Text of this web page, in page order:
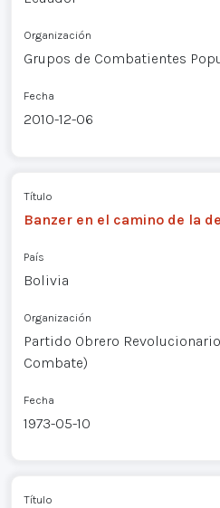
Organización
Grupos de Combatientes
Fecha
2010-12-06
Título
Banzer en el camino de la
País
Bolivia
Organización
Partido Obrero
Combate)
Fecha
1973-05-10
Título